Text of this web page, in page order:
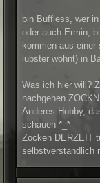
bin Buffless, wer
oder auch Ermin,
kommen aus einer
lubster wohnt) in
Was ich hier will?
nachgehen
Anderes Hobby,
schauen *_*
Zocken DERZEIT
selbstverständlich